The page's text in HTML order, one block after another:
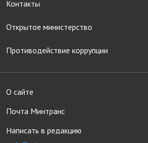
Контакты
Открытое министерство
Противодействие коррупции
О сайте
Почта Минтранс
Написать в редакцию